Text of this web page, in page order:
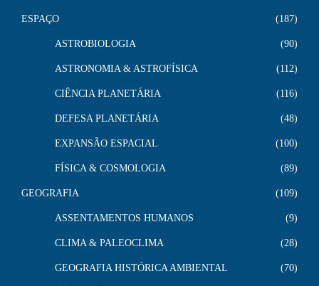
ESPAÇO 187
ASTROBIOLOGIA 90
ASTRONOMIA & ASTROFÍSICA 112
CIÊNCIA PLANETÁRIA 116
DEFESA PLANETÁRIA 48
EXPANSÃO ESPACIAL 100
FÍSICA & COSMOLOGIA 89
GEOGRAFIA 109
ASSENTAMENTOS HUMANOS 9
CLIMA & PALEOCLIMA 28
GEOGRAFIA HISTÓRICA AMBIENTAL 70